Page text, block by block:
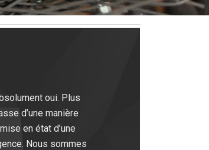
oui. Plus
d’une manière
en état d’une
Nous sommes